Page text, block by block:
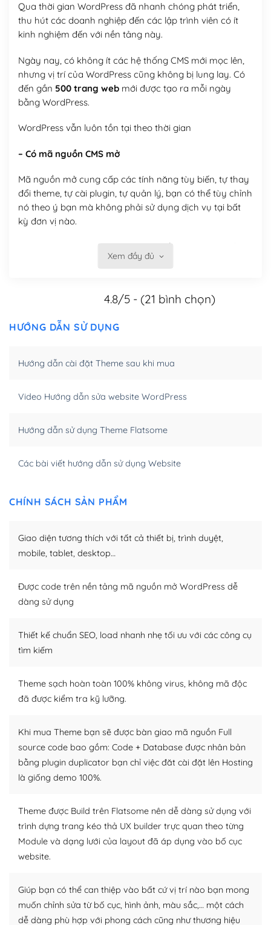
Qua thời gian WordPress đã nhanh chóng phát triển,
thu hút các doanh nghiệp đến các lập trình viên có ít
kinh nghiệm đến với nền tảng này.
Ngày nay, có không ít các hệ thống CMS mới mọc lên,
nhưng vị trí của WordPress cũng không bị lung lay. Có
đến gần 500 trang webmới được tạo ra mỗi ngày
bằng WordPress.
WordPress vẫn luôn tồn tại theo thời gian
– Có mã nguồn CMS mở
Mã nguồn mở cung cấp các tính năng tùy biến, tự thay
đổi theme, tự cài plugin, tự quản lý, bạn có thể tùy chỉnh
nó theo ý bạn mà không phải sử dụng dịch vụ tại bất
kỳ đơn vị nào.
Việc của bạn là đăng ký một tên miền và hosting để
hóa nội dung cho SEO.
Khi bạn dùng WordPress để thiết kế web thì trang web
– Dễ dàng tùy chỉnh, sửa chữa
Khi bạn sử dụng WordPress, thì vấn đề giao diện của
trở nên hấp dẫn và đơn giản hơn.
tìm kiếm chúng trên Internet hoặc nhờ chuyên gia.
– Sở hữu một cộng đồng lớn, sẵn sàng hỗ trợ
khổng lồ được kiểm duyệt bởi các nhân viên và những
người cuồng tín WordPress.
kiếm những cộng đồng WordPress, họ sẽ giúp bạn trả
lời, giải đáp vấn đề của bạn.
Cộng đồng sử dụng WordPress sẵn sàng hỗ trợ bạn
Plugin mở rộng là thành phần cài đặt thêm vào
WordPress để tăng thêm các tính năng cần thiết. Có
nhiều plugin trả phí hoặc miễn phí.
plugin của WordPress rất phong phú. Bạn có thể thỏa
thích chọn lựa plugin và themes phù hợp cho mục đích
Xem đầy đủ
4.8/5 - (21 bình chọn)
HƯỚNG DẪN SỬ DỤNG
Hướng dẫn cài đặt Theme sau khi mua
Video Hướng dẫn sửa website WordPress
Hướng dẫn sử dụng Theme Flatsome
Các bài viết hướng dẫn sử dụng Website
CHÍNH SÁCH SẢN PHẨM
Giao diện tương thích với tất cả thiết bị, trình duyệt,
mobile, tablet, desktop…
Được code trên nền tảng mã nguồn mở WordPress dễ
dàng sử dụng
Thiết kế chuẩn SEO, load nhanh nhẹ tối ưu với các công cụ
tìm kiếm
Theme sạch hoàn toàn 100% không virus, không mã độc
đã được kiểm tra kỹ lưỡng.
Khi mua Theme bạn sẽ được bàn giao mã nguồn Full
source code bao gồm: Code + Database được nhân bản
bằng plugin duplicator bạn chỉ việc đăt cài đặt lên Hosting
là giống demo 100%.
Theme được Build trên Flatsome nên dễ dàng sử dụng với
trình dựng trang kéo thả UX builder trực quan theo từng
Module và dạng lưới của layout đã áp dụng vào bố cục
website.
Giúp bạn có thể can thiệp vào bất cứ vị trí nào bạn mong
muốn chỉnh sửa từ bố cục, hình ảnh, màu sắc,… một cách
dễ dàng phù hợp với phong cách cũng như thương hiệu